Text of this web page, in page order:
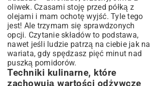
oliwek. Czasami stoję przed półką z
olejami i mam ochotę wyjść. Tyle tego
jest! Ale trzymam się sprawdzonych
opcji. Czytanie składów to podstawa,
nawet jeśli ludzie patrzą na ciebie jak na
wariata, gdy spędzasz pięć minut nad
puszką pomidorów.
Techniki kulinarne, które
zachowują wartości odżywcze